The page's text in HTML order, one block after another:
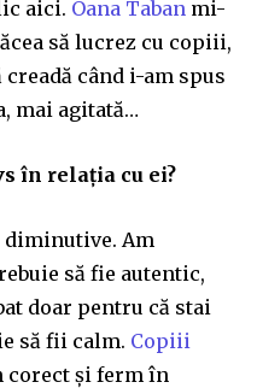
aici. Oana Taban mi-
să lucrez cu copiii,
când i-am spus
mai agitată…
în relația cu ei?
Am
să fie autentic,
doar pentru că stai
să fii calm. Copiii
corect și ferm în